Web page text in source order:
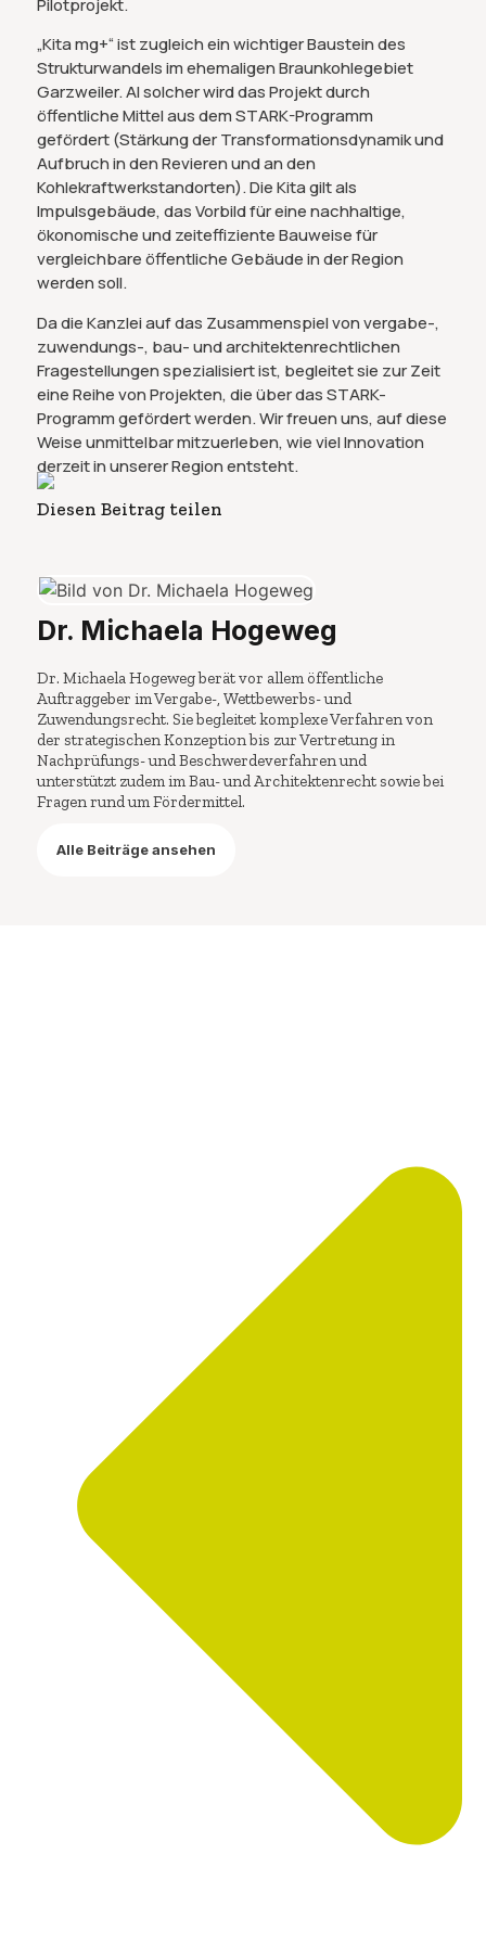
Pilotprojekt.
„Kita mg+“ ist zugleich ein wichtiger Baustein des
Strukturwandels im ehemaligen Braunkohlegebiet
Garzweiler. Al solcher wird das Projekt durch
öffentliche Mittel aus dem STARK-Programm
gefördert (Stärkung der Transformationsdynamik und
Aufbruch in den Revieren und an den
Kohlekraftwerkstandorten). Die Kita gilt als
Impulsgebäude, das Vorbild für eine nachhaltige,
ökonomische und zeiteffiziente Bauweise für
vergleichbare öffentliche Gebäude in der Region
werden soll.
Da die Kanzlei auf das Zusammenspiel von vergabe-,
zuwendungs-, bau- und architektenrechtlichen
Fragestellungen spezialisiert ist, begleitet sie zur Zeit
eine Reihe von Projekten, die über das STARK-
Programm gefördert werden. Wir freuen uns, auf diese
Weise unmittelbar mitzuerleben, wie viel Innovation
derzeit in unserer Region entsteht.
Diesen Beitrag teilen
Dr. Michaela Hogeweg
Dr. Michaela Hogeweg berät vor allem öffentliche
Auftraggeber im Vergabe-, Wettbewerbs- und
Zuwendungsrecht. Sie begleitet komplexe Verfahren von
der strategischen Konzeption bis zur Vertretung in
Nachprüfungs- und Beschwerdeverfahren und
unterstützt zudem im Bau- und Architektenrecht sowie bei
Fragen rund um Fördermittel.
Alle Beiträge ansehen